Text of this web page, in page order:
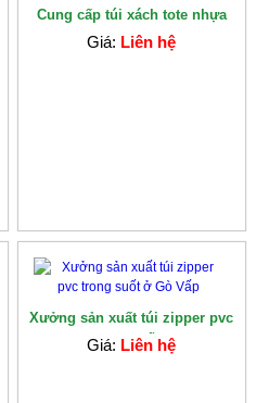
Cung cấp túi xách tote nhựa
pvc
Giá: Liên hệ
Xưởng sản xuất túi zipper pvc
trong suốt...
Giá: Liên hệ